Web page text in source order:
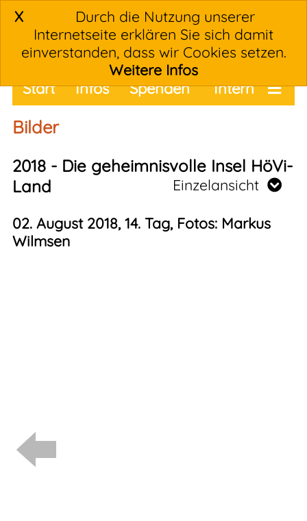
X
Durch die Nutzung unserer
Internetseite erklären Sie sich damit
einverstanden, dass wir Cookies setzen.
Weitere Infos
Intern
Start Infos
Spenden
Termine
Bilder
2018 - Die geheimnisvolle Insel HöVi-
Land
Einzelansicht
02. August 2018, 14. Tag, Fotos: Markus
Wilmsen